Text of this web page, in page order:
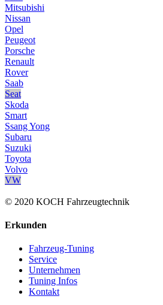
Mitsubishi
Nissan
Opel
Peugeot
Porsche
Renault
Rover
Saab
Seat
Skoda
Smart
Ssang Yong
Subaru
Suzuki
Toyota
Volvo
VW
© 2020 KOCH Fahrzeugtechnik
Erkunden
Fahrzeug-Tuning
Service
Unternehmen
Tuning Infos
Kontakt